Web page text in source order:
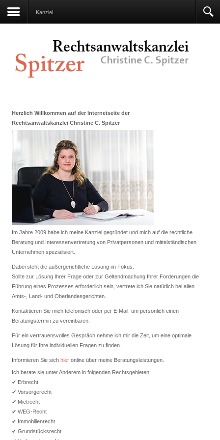
Kanzlei
Herzlich Willkommen auf der Internetseite der
Rechtsanwaltskanzlei Christine C. Spitzer
Im Jahre 2009 habe ich meine Kanzlei gegründet und mich auf die rechtliche
Beratung und Interessenvertretung von Privatpersonen und mittelständischen
Unternehmen spezialisiert.
Dabei steht die außergerichtliche Lösung im Fokus.
Sollte zur Lösung Ihrer Frage oder zur Geltendmachung Ihrer Forderungen die
Führung eines Prozesses erforderlich sein, vertrete ich Sie natürlich bei allen
Amts-, Land- und Oberlandesgerichten.
Kontaktieren Sie mich telefonisch oder per E-Mail, um persönlich einen
Beratungstermin zu vereinbaren.
Für ein vertrauensvolles Gespräch nehme ich mir die Zeit, um eine optimale
Lösung für Ihre individuellen Fragen zu finden.
Informieren Sie sich hieronline über meine Beratungsleistungen.
Ich berate sie unter Anderem in folgenden Rechtsgebieten:
✔ Erbrecht
✔ Vorsorgerecht
✔ Mietrecht
✔ WEG-Recht
✔ Immobilienrecht
✔ Grundstücksrecht